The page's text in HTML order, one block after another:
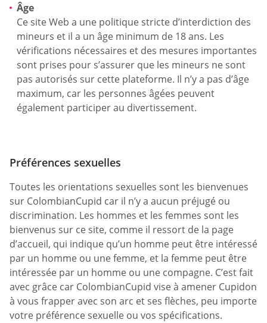
Âge
Ce site Web a une politique stricte d’interdiction des
mineurs et il a un âge minimum de 18 ans. Les
vérifications nécessaires et des mesures importantes
sont prises pour s’assurer que les mineurs ne sont
pas autorisés sur cette plateforme. Il n’y a pas d’âge
maximum, car les personnes âgées peuvent
également participer au divertissement.
Préférences sexuelles
Toutes les orientations sexuelles sont les bienvenues
sur ColombianCupid car il n’y a aucun préjugé ou
discrimination. Les hommes et les femmes sont les
bienvenus sur ce site, comme il ressort de la page
d’accueil, qui indique qu’un homme peut être intéressé
par un homme ou une femme, et la femme peut être
intéressée par un homme ou une compagne. C’est fait
avec grâce car ColombianCupid vise à amener Cupidon
à vous frapper avec son arc et ses flèches, peu importe
votre préférence sexuelle ou vos spécifications.